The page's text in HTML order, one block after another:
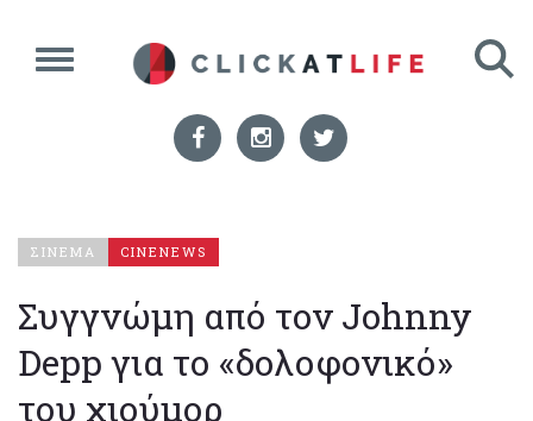
ΣΙΝΕΜΑ CINENEWS
Συγγνώμη από τον Johnny
Depp για το «δολοφονικό»
του χιούμορ